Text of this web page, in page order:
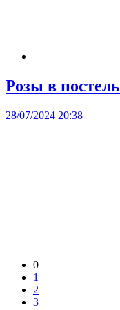
Розы в постель
28/07/2024 20:38
0
1
2
3